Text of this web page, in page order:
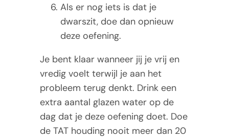
Als er nog iets is dat je
dwarszit, doe dan opnieuw
deze oefening.
Je bent klaar wanneer jij je vrij en
vredig voelt terwijl je aan het
probleem terug denkt. Drink een
extra aantal glazen water op de
dag dat je deze oefening doet. Doe
de TAT houding nooit meer dan 20